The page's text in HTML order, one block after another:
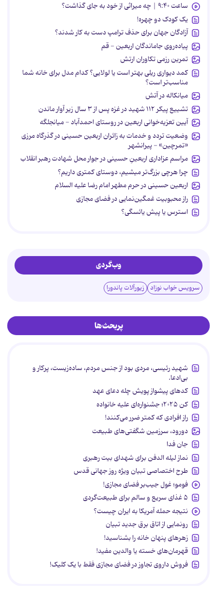
ساعت ۹:۴۰ | چه میراثی از خود به جای گذاشت؟
یک کودک دو چهره!
آزادگان جهان برای حذف ترامپ دست به کار شدند؟
پیاده‌روی جاماندگان اربعین - قم
تمرین رزمی تکاوران ارتش
کمد دیواری ریلی بهتر است یا لولایی؟ کدام مدل برای خانه شما
مناسب‌تر است؟
میانکاله در آتش
تشییع پیکر ۱۱۲ شهید در غزه پس از ۳ سال زیر آوار ماندن
آیین تعزیه‌خوانی اربعین در روستای احمدآباد - میانجلگه
وضعیت تردد و خدمات به زائران اربعین حسینی در گذرگاه مرزی
«تمرچین» - پیرانشهر
مراسم عزاداری اربعینِ حسینی در جوار محل شهادت رهبر انقلاب
چرا هرچی بزرگ‌تر میشیم، دوستای کمتری داریم؟
اربعین حسینی در حرم مطهر امام رضا علیه السلام
راز محبوبیت غمگین‌نمایی در فضای مجازی
استرس یا پیش یائسگی؟
وب‌گردی
سرویس خواب نوزاد زیورآلات پاندورا
پربحث‌ها
شهید رئیسی، مردی بود از جنس مردم، ساده‌زیست، پرکار و
بی‌ادعا.
کدهای پیشواز پویش چله دعای عهد
کن ۲۰۲۵؛ جشنواره‌ای علیه خانواده
راز افرادی که کمتر ضرر می‌کنند!
دورود، سرزمین شگفتی‌های طبیعت
جان فدا
نماز لیله الدفن برای شهدای بیت رهبری
طرح اختصاصی تبیان ویژه روز جهانی قدس
فومو؛ غول جیب‌بر فضای مجازی!
۵ غذای سریع و سالم برای طبیعت‌گردی
نتیجه حمله آمریکا به ایران چیست؟
رونمایی از اتاق برق جدید تبیان
زهرهای پنهان خانه را بشناسید!
قهرمان‌های خسته یا والدین مفید!
فروش داروی تجاوز در فضای مجازی فقط با یک کلیک!